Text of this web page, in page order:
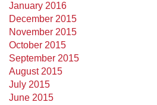
January 2016
December 2015
November 2015
October 2015
September 2015
August 2015
July 2015
June 2015